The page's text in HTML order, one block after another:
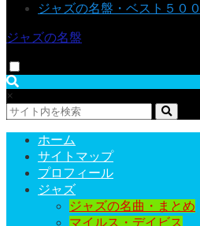
ジャズの名盤・ベスト５００
ジャズの名盤
×
ホーム
サイトマップ
プロフィール
ジャズ
ジャズの名曲・まとめ
マイルス・デイビス